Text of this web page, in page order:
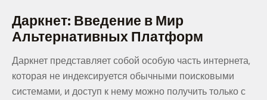
Даркнет: Введение в Мир
Альтернативных Платформ
Даркнет представляет собой особую часть интернета,
которая не индексируется обычными поисковыми
системами, и доступ к нему можно получить только с